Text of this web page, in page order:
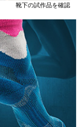
靴下の試作品を確認